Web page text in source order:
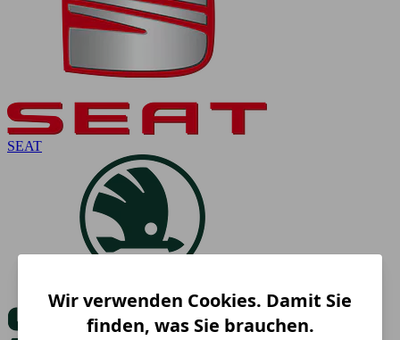
SEAT
Wir verwenden Cookies. Damit Sie
finden, was Sie brauchen.